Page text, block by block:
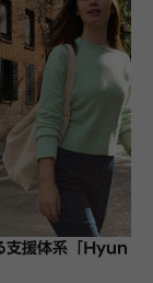
支援体系「Hyun